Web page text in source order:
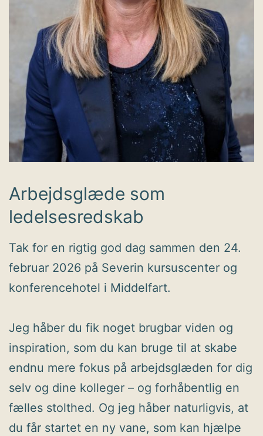
Arbejdsglæde som
ledelsesredskab
Tak for en rigtig god dag sammen den 24.
februar 2026 på Severin kursuscenter og
konferencehotel i Middelfart.
Jeg håber du fik noget brugbar viden og
inspiration, som du kan bruge til at skabe
endnu mere fokus på arbejdsglæden for dig
selv og dine kolleger – og forhåbentlig en
fælles stolthed. Og jeg håber naturligvis, at
du får startet en ny vane, som kan hjælpe